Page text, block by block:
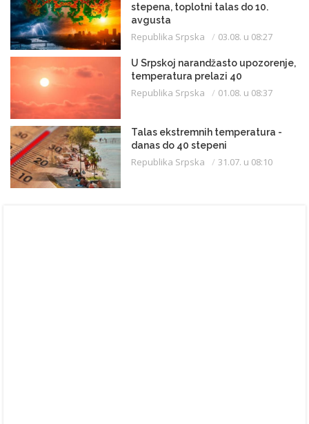
stepena, toplotni talas do 10.
avgusta
Republika Srpska 03.08. u 08:27
U Srpskoj narandžasto upozorenje,
temperatura prelazi 40
Republika Srpska 01.08. u 08:37
Talas ekstremnih temperatura -
danas do 40 stepeni
Republika Srpska 31.07. u 08:10